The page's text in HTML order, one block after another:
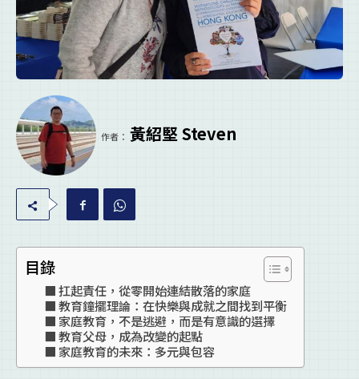
作者： 黃紹堅 Steven
目錄
扛起責任，從零開始連結散落的家庭
教育鐘擺理論：在快樂與成就之間找到平衡
家庭教育，不是逃避，而是有意識的選擇
教育父母，成為改變的起點
家庭教育的未來：多元與包容